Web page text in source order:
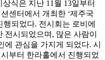
식은 지난 11월 13일부터
센터에서 개최한 ‘제주국
되었다. 전시회는 로비에
시되었으며, 많은 사람이
관심을 가지게 되었다. 시
부터 한라홀에서 진행되었